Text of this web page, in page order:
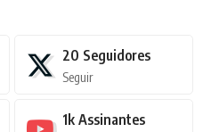
20 Seguidores
Seguir
1k Assinantes